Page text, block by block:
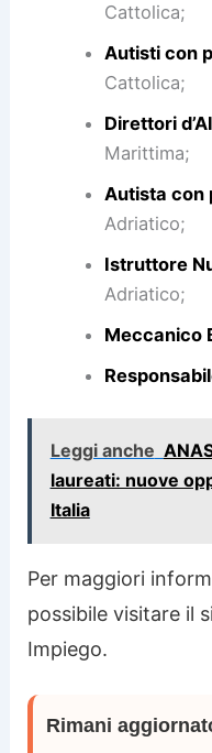
Cattolica;
Autisti con
Cattolica;
Direttori
Marittima;
Autista con
Adriatico;
Istruttore
Adriatico;
Meccanico
Leggi anche
laureati: nuove
Italia
Per maggiori
possibile visitare il
Impiego.
Rimani